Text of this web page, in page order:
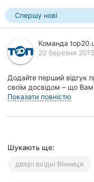
Херсон
Полтава
Чернігів
Черкаси
Івано-
Франківськ
Спершу нові
Команда
20 березня 2015
Додайте перший відгук
своїм досвідом – що
допоможе іншим жителям
Показати повністю
Шукають ще:
двері вхідні Вінниця